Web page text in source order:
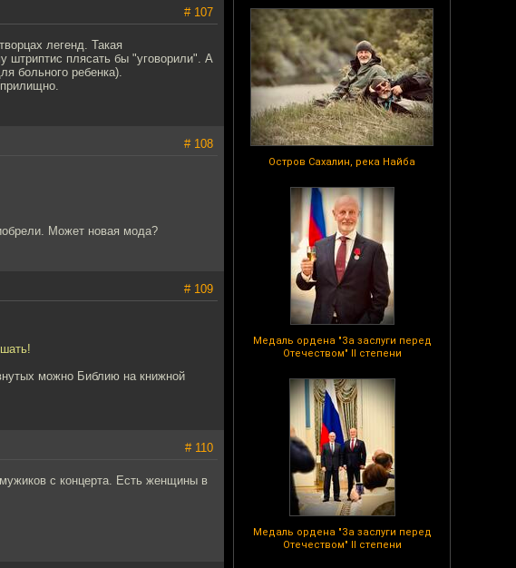
Остров Сахалин, река Найба
Медаль ордена "За заслуги перед
Отечеством" II степени
Медаль ордена "За заслуги перед
Отечеством" II степени
# 107
легенд. Такая
штриптис плясать бы "уговорили". А
больного ребенка).
# 108
Может новая мода?
# 109
можно Библию на книжной
# 110
с концерта. Есть женщины в